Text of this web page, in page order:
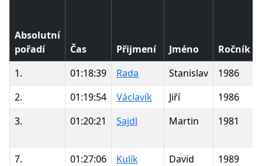
Absolutní
pořadí
Čas Přijmení Jméno Ročník
1.
01:18:39 Rada Stanislav 1986
2.
01:19:54 Václavík Jiří 1986
3.
01:20:21 Sajdl Martin 1981
7.
01:27:06 Kulík David 1989